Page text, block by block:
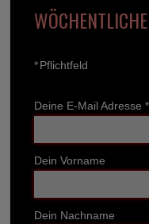
*Pflichtfeld
Deine E-Mail Adresse *
Dein Vorname
Dein Nachname